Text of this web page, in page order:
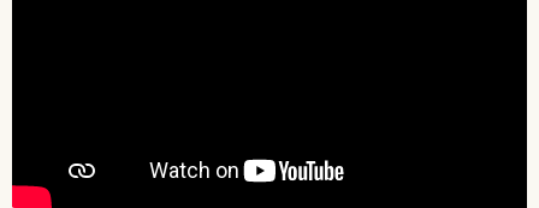
Bevat deze muesli suiker?